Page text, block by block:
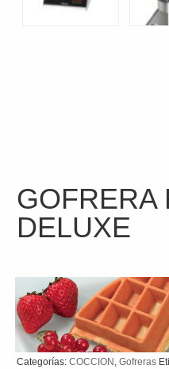
GOFRERA
DELUXE
Categorías:COCCION ,Gofreras